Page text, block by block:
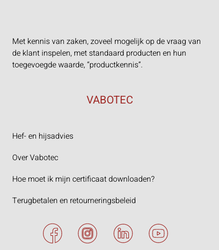
Met kennis van zaken, zoveel mogelijk op de vraag van
de klant inspelen, met standaard producten en hun
toegevoegde waarde, “productkennis”.
VABOTEC
Hef- en hijsadvies
Over Vabotec
Hoe moet ik mijn certificaat downloaden?
Terugbetalen en retourneringsbeleid